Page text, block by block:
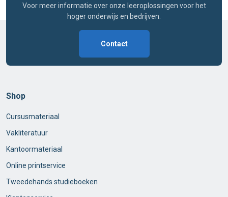
Voor meer informatie over onze leeroplossingen voor het
hoger onderwijs en bedrijven.
Contact
Shop
Cursusmateriaal
Vakliteratuur
Kantoormateriaal
Online printservice
Tweedehands studieboeken